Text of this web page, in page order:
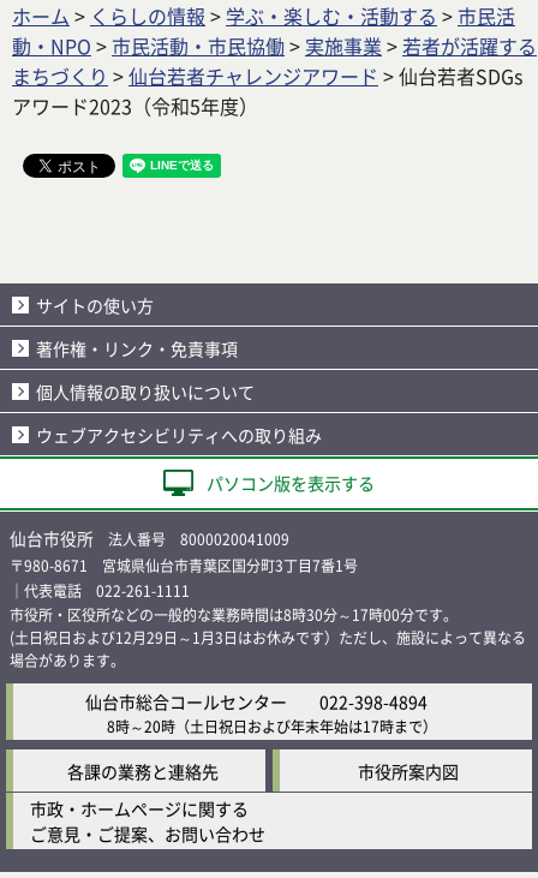
ホーム > くらしの情報 > 学ぶ・楽しむ・活動する >市民活
動・NPO >市民活動・市民協働> 実施事業 >若者が活躍する
まちづくり >仙台若者チャレンジアワード > 仙台若者SDGs
アワード2023（令和5年度）
サイトの使い方
著作権・リンク・免責事項
個人情報の取り扱いについて
ウェブアクセシビリティへの取り組み
パソコン版を表示する
仙台市役所 法人番号 8000020041009
〒980-8671 宮城県仙台市青葉区国分町3丁目7番1号
｜代表電話 022-261-1111
市役所・区役所などの一般的な業務時間は8時30分～17時00分です。
(土日祝日および12月29日～1月3日はお休みです）ただし、施設によって異なる
場合があります。
仙台市総合コールセンター 022-398-4894
8時～20時 （土日祝日および年末年始は17時まで）
各課の業務と連絡先
市役所案内図
市政・ホームページに関する
ご意見・ご提案、お問い合わせ